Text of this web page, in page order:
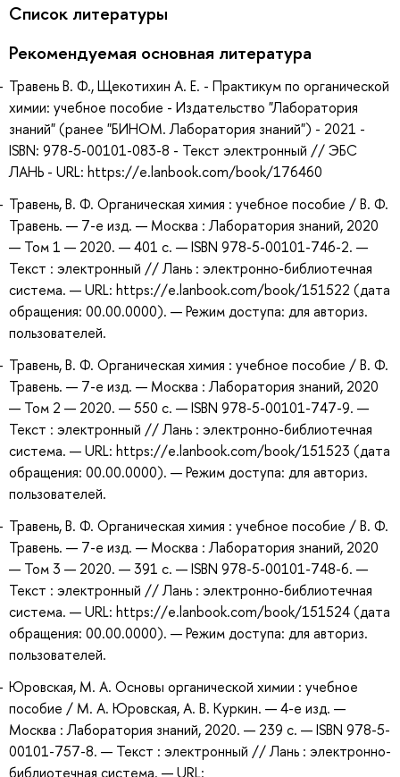
Список литературы
Рекомендуемая основная литература
Травень В. Ф., Щекотихин А. Е. - Практикум по органической
химии: учебное пособие - Издательство "Лаборатория
знаний" (ранее "БИНОМ. Лаборатория знаний") - 2021 -
ISBN: 978-5-00101-083-8 - Текст электронный // ЭБС
ЛАНЬ - URL: https://e.lanbook.com/book/176460
Травень, В. Ф. Органическая химия : учебное пособие / В. Ф.
Травень. — 7-е изд. — Москва : Лаборатория знаний, 2020
— Том 1 — 2020. — 401 с. — ISBN 978-5-00101-746-2. —
Текст : электронный // Лань : электронно-библиотечная
система. — URL: https://e.lanbook.com/book/151522 (дата
обращения: 00.00.0000). — Режим доступа: для авториз.
пользователей.
Травень, В. Ф. Органическая химия : учебное пособие / В. Ф.
Травень. — 7-е изд. — Москва : Лаборатория знаний, 2020
— Том 2 — 2020. — 550 с. — ISBN 978-5-00101-747-9. —
Текст : электронный // Лань : электронно-библиотечная
система. — URL: https://e.lanbook.com/book/151523 (дата
обращения: 00.00.0000). — Режим доступа: для авториз.
пользователей.
Травень, В. Ф. Органическая химия : учебное пособие / В. Ф.
Травень. — 7-е изд. — Москва : Лаборатория знаний, 2020
— Том 3 — 2020. — 391 с. — ISBN 978-5-00101-748-6. —
Текст : электронный // Лань : электронно-библиотечная
система. — URL: https://e.lanbook.com/book/151524 (дата
обращения: 00.00.0000). — Режим доступа: для авториз.
пользователей.
Юровская, М. А. Основы органической химии : учебное
пособие / М. А. Юровская, А. В. Куркин. — 4-е изд. —
Москва : Лаборатория знаний, 2020. — 239 с. — ISBN 978-5-
00101-757-8. — Текст : электронный // Лань : электронно-
библиотечная система. — URL: